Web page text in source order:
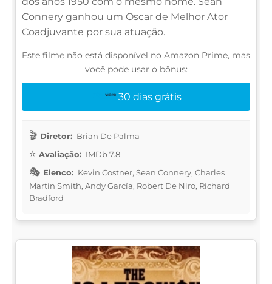
Connery ganhou um Oscar de Melhor Ator
Coadjuvante por sua atuação.
Este filme não está disponível no Amazon Prime, mas
você pode usar o bônus:
30 dias grátis
Diretor: Brian De Palma
Avaliação: IMDb 7.8
Elenco: Kevin Costner, Sean Connery, Charles
Martin Smith, Andy García, Robert De Niro, Richard
Bradford